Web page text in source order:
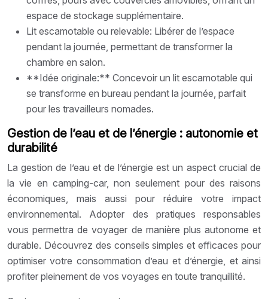
espace de stockage supplémentaire.
Lit escamotable ou relevable: Libérer de l’espace
pendant la journée, permettant de transformer la
chambre en salon.
**Idée originale:** Concevoir un lit escamotable qui
se transforme en bureau pendant la journée, parfait
pour les travailleurs nomades.
Gestion de l’eau et de l’énergie : autonomie et
durabilité
La gestion de l’eau et de l’énergie est un aspect crucial de
la vie en camping-car, non seulement pour des raisons
économiques, mais aussi pour réduire votre impact
environnemental. Adopter des pratiques responsables
vous permettra de voyager de manière plus autonome et
durable. Découvrez des conseils simples et efficaces pour
optimiser votre consommation d’eau et d’énergie, et ainsi
profiter pleinement de vos voyages en toute tranquillité.